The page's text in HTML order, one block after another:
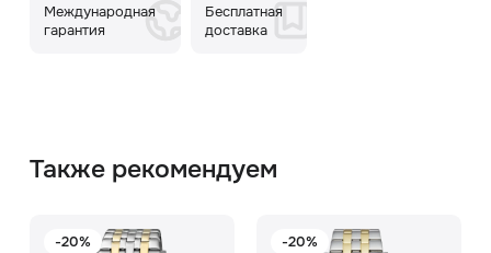
Международная
гарантия
Бесплатная
доставка
Также рекомендуем
-20% -20%